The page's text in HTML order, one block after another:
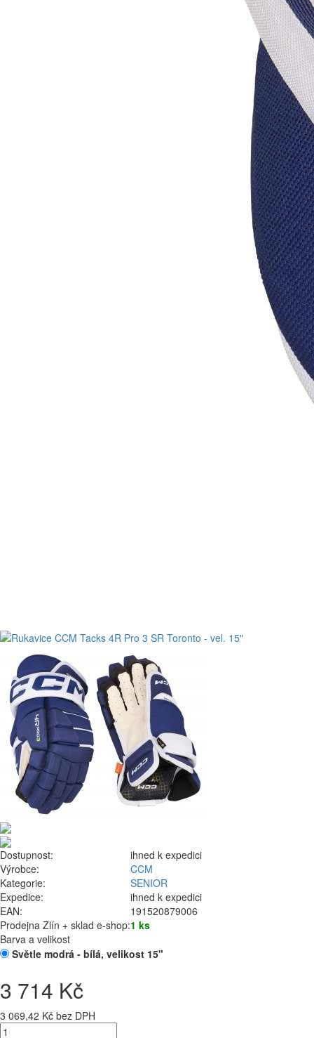
Dostupnost:
ihned k expedici
Výrobce:
CCM
Kategorie:
SENIOR
Expedice:
ihned k expedici
EAN:
191520879006
Prodejna Zlín + sklad e-shop:1 ks
Barva a velikost
Světle modrá - bílá, velikost 15"
3 714 Kč
3 069,42 Kč bez DPH